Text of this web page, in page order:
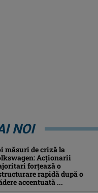
NOI
măsuri de criză la
Acționarii
forțează o
rapidă după o
accentuată ...